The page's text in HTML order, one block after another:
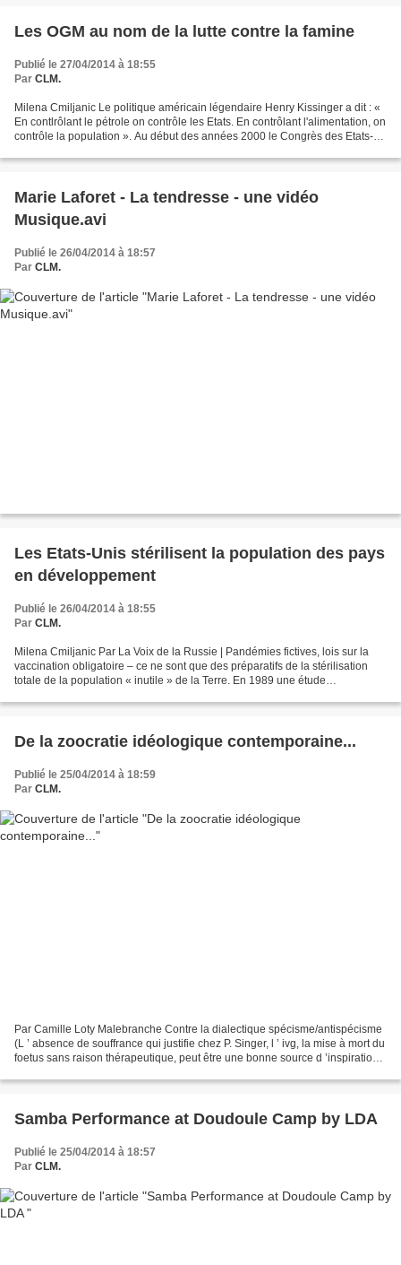
Les OGM au nom de la lutte contre la famine
Publié le 27/04/2014 à 18:55
Par CLM.
Milena Cmiljanic Le politique américain légendaire Henry Kissinger a dit : «
En contlrôlant le pétrole on contrôle les Etats. En contrôlant l'alimentation, on
contrôle la population ». Au début des années 2000 le Congrès des Etats-
Marie Laforet - La tendresse - une vidéo
Musique.avi
Publié le 26/04/2014 à 18:57
Par CLM.
Les Etats-Unis stérilisent la population des pays
en développement
Publié le 26/04/2014 à 18:55
Par CLM.
Milena Cmiljanic Par La Voix de la Russie | Pandémies fictives, lois sur la
vaccination obligatoire – ce ne sont que des préparatifs de la stérilisation
totale de la population « inutile » de la Terre. En 1989 une étude
De la zoocratie idéologique contemporaine...
Publié le 25/04/2014 à 18:59
Par CLM.
Par Camille Loty Malebranche Contre la dialectique spécisme/antispécisme
(L ’ absence de souffrance qui justifie chez P. Singer, l ’ ivg, la mise à mort du
foetus sans raison thérapeutique, peut être une bonne source d ’inspiration
Samba Performance at Doudoule Camp by LDA
Publié le 25/04/2014 à 18:57
Par CLM.